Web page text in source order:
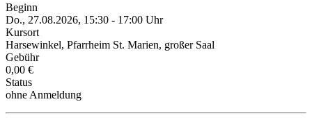
Beginn
Do., 27.08.2026, 15:30 - 17:00 Uhr
Kursort
Harsewinkel, Pfarrheim St. Marien, großer Saal
Gebühr
0,00 €
Status
ohne Anmeldung